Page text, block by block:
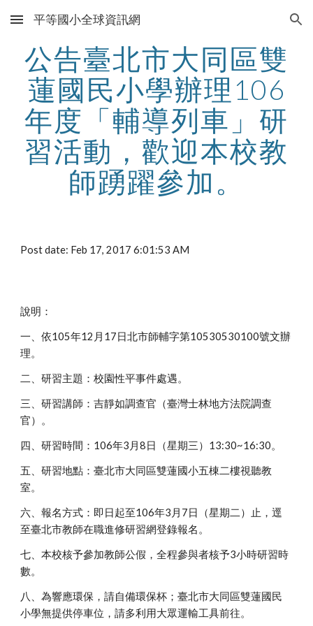
Skip to main content Skip to navigation
平等國小全球資訊網
公告臺北市大同區雙
蓮國民小學辦理106
年度「輔導列車」研
習活動，歡迎本校教
師踴躍參加。
Post date: Feb 17, 2017 6:01:53 AM
說明：
一、依105年12月17日北市師輔字第10530530100號文辦
理。
二、研習主題：校園性平事件處遇。
三、研習講師：吉靜如調查官（臺灣士林地方法院調查
官）。
四、研習時間：106年3月8日（星期三）13:30~16:30。
五、研習地點：臺北市大同區雙蓮國小五棟二樓視聽教
室。
六、報名方式：即日起至106年3月7日（星期二）止，逕
至臺北市教師在職進修研習網登錄報名。
七、本校核予參加教師公假，全程參與者核予3小時研習時
數。
八、為響應環保，請自備環保杯；臺北市大同區雙蓮國民
小學無提供停車位，請多利用大眾運輸工具前往。